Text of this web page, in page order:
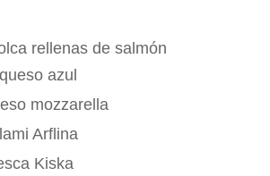
rellenas de salmón
azul
mozzarella
Arflina
Kiska